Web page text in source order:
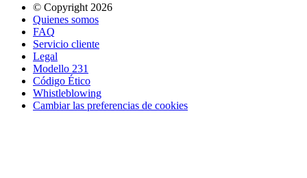
© Copyright 2026
Quienes somos
FAQ
Servicio cliente
Legal
Modello 231
Código Ético
Whistleblowing
Cambiar las preferencias de cookies